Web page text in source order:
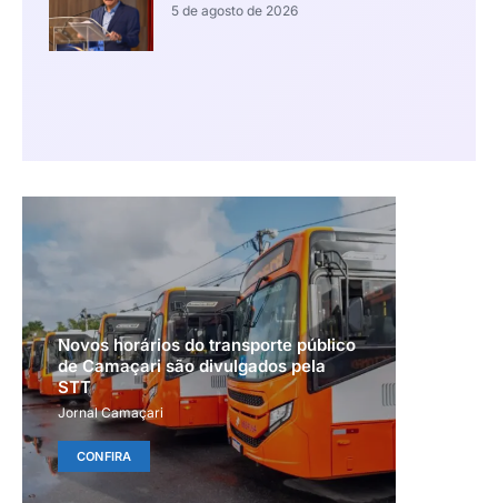
5 de agosto de 2026
Novos horários do transporte público
de Camaçari são divulgados pela
STT
Jornal Camaçari
CONFIRA